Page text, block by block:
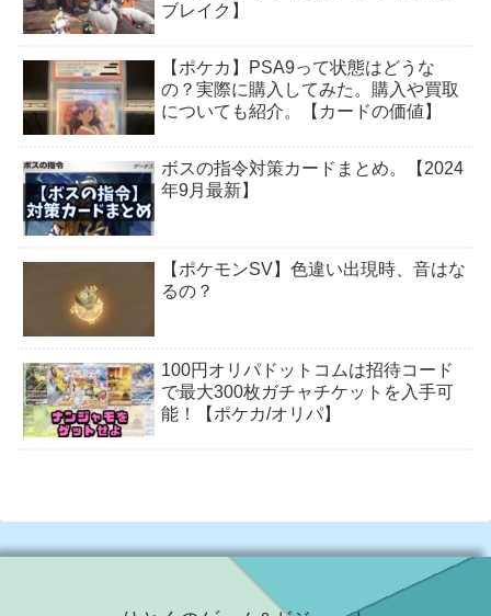
ブレイク】
【ポケカ】PSA9って状態はどうな
の？実際に購入してみた。購入や買取
についても紹介。【カードの価値】
ボスの指令対策カードまとめ。【2024
年9月最新】
【ポケモンSV】色違い出現時、音はな
るの？
100円オリパドットコムは招待コード
で最大300枚ガチャチケットを入手可
能！【ポケカ/オリパ】